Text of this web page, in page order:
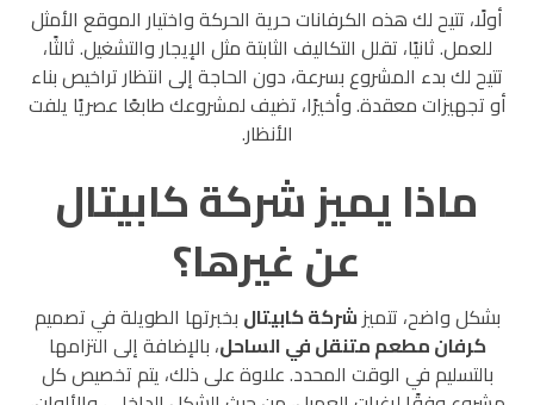
أولًا، تتيح لك هذه الكرفانات حرية الحركة واختيار الموقع الأمثل
للعمل. ثانيًا، تقلل التكاليف الثابتة مثل الإيجار والتشغيل. ثالثًا،
تتيح لك بدء المشروع بسرعة، دون الحاجة إلى انتظار تراخيص بناء
أو تجهيزات معقدة. وأخيرًا، تضيف لمشروعك طابعًا عصريًا يلفت
الأنظار.
ماذا يميز شركة كابيتال
عن غيرها؟
بشكل واضح، تتميزشركة كابيتال بخبرتها الطويلة في تصميم
كرفان مطعم متنقل في الساحل، بالإضافة إلى التزامها
بالتسليم في الوقت المحدد. علاوة على ذلك، يتم تخصيص كل